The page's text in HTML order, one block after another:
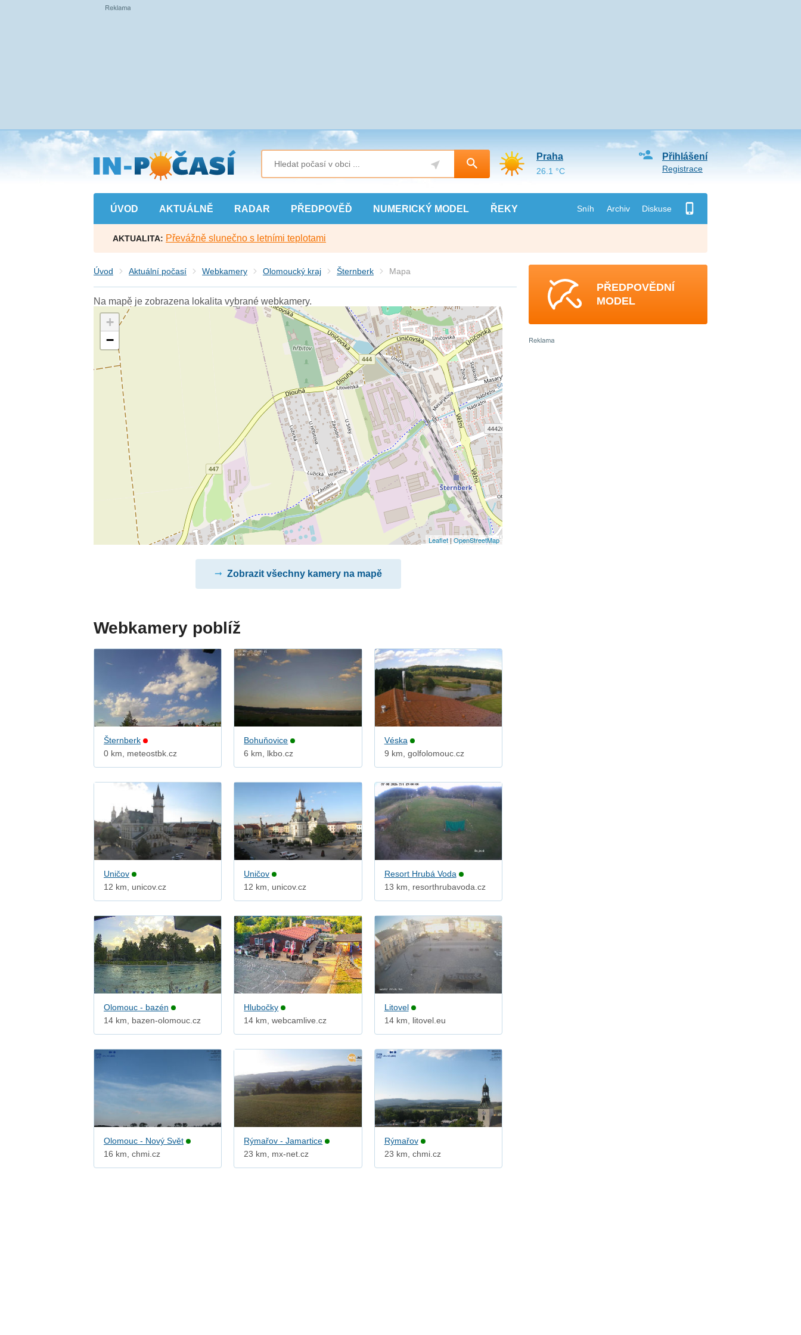
Přejít
na
hlavní
obsah
ÚVOD AKTUÁLNĚ RADAR PŘEDPOVĚĎ NUMERICKÝ MODEL ŘEKY Sníh Archiv Diskuse
Přihlášení
Registrace
Praha
26.1 °C
AKTUALITA: Převážně slunečno s letními teplotami
Úvod Aktuální počasí Webkamery Olomoucký kraj Šternberk Mapa
Na mapě je zobrazena lokalita vybrané webkamery.
+
−
Leaflet| OpenStreetMap
Zobrazit všechny kamery na mapě
Webkamery poblíž
Šternberk
0 km, meteostbk.cz
Bohuňovice
6 km, lkbo.cz
Véska
9 km, golfolomouc.cz
Uničov
12 km, unicov.cz
Uničov
12 km, unicov.cz
Resort Hrubá Voda
13 km, resorthrubavoda.cz
Olomouc - bazén
14 km, bazen-olomouc.cz
Hlubočky
14 km, webcamlive.cz
Litovel
14 km, litovel.eu
Olomouc - Nový Svět
16 km, chmi.cz
Rýmařov - Jamartice
23 km, mx-net.cz
Rýmařov
23 km, chmi.cz
PŘEDPOVĚDNÍ
MODEL